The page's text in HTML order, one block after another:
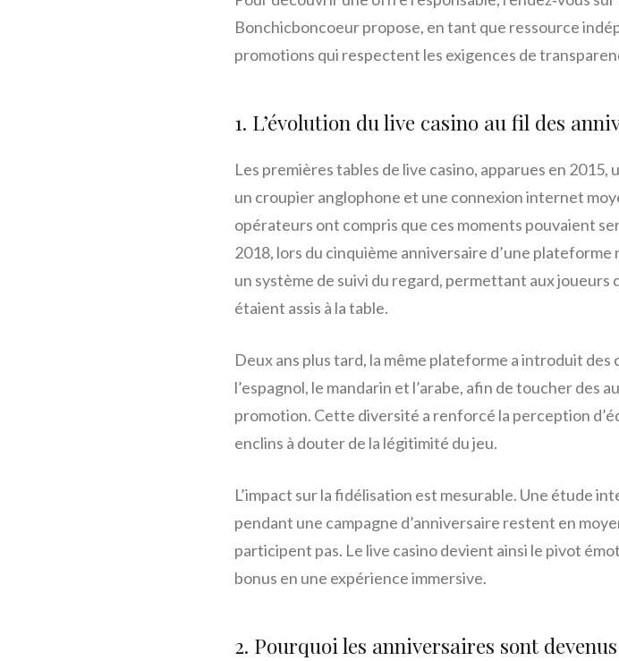
Bonchicboncoeur propose, en tant que ressource
promotions qui respectent les exigences de
1. L’évolution du live casino au fil des
Les premières tables de live casino, apparues en
un croupier anglophone et une connexion internet
opérateurs ont compris que ces moments pouvaient
2018, lors du cinquième anniversaire d’une
un système de suivi du regard, permettant aux joueurs
étaient assis à la table.
Deux ans plus tard, la même plateforme a introduit
l’espagnol, le mandarin et l’arabe, afin de toucher des
promotion. Cette diversité a renforcé la perception
enclins à douter de la légitimité du jeu.
L’impact sur la fidélisation est mesurable. Une étude
pendant une campagne d’anniversaire restent en
participent pas. Le live casino devient ainsi le pivot
bonus en une expérience immersive.
2. Pourquoi les anniversaires sont